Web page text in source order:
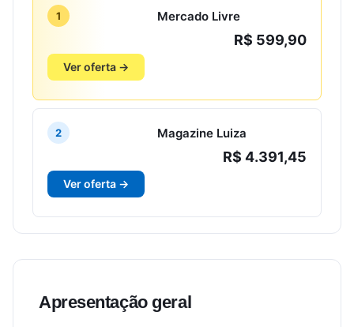
1 Mercado Livre
R$ 599,90
Ver oferta →
2 Magazine Luiza
R$ 4.391,45
Ver oferta →
Apresentação geral